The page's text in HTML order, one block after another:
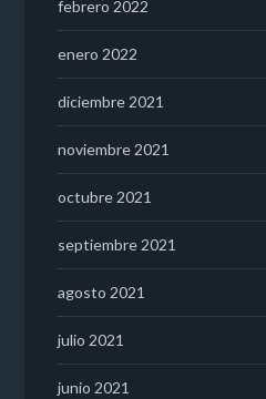
febrero 2022
enero 2022
diciembre 2021
noviembre 2021
octubre 2021
septiembre 2021
agosto 2021
julio 2021
junio 2021